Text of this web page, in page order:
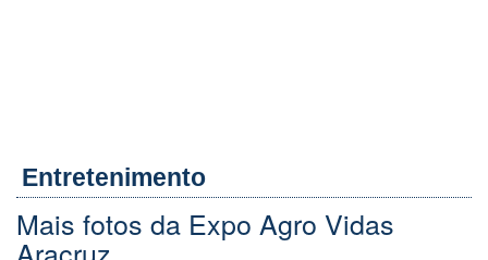
Entretenimento
Mais fotos da Expo Agro Vidas